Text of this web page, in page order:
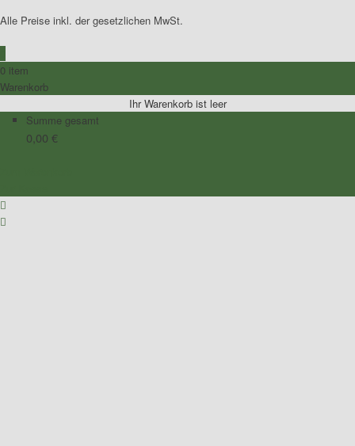
Alle Preise inkl. der gesetzlichen MwSt.
0 item
Warenkorb
Ihr Warenkorb ist leer
Summe gesamt
0,00 €